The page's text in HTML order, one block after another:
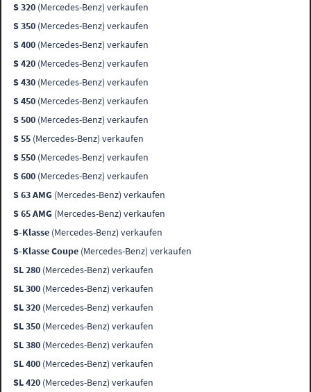
S 320 (Mercedes-Benz) verkaufen
S 350 (Mercedes-Benz) verkaufen
S 400 (Mercedes-Benz) verkaufen
S 420 (Mercedes-Benz) verkaufen
S 430 (Mercedes-Benz) verkaufen
S 450 (Mercedes-Benz) verkaufen
S 500 (Mercedes-Benz) verkaufen
S 55 (Mercedes-Benz) verkaufen
S 550 (Mercedes-Benz) verkaufen
S 600 (Mercedes-Benz) verkaufen
S 63 AMG (Mercedes-Benz) verkaufen
S 65 AMG (Mercedes-Benz) verkaufen
S-Klasse (Mercedes-Benz) verkaufen
S-Klasse Coupe (Mercedes-Benz) verkaufen
SL 280 (Mercedes-Benz) verkaufen
SL 300 (Mercedes-Benz) verkaufen
SL 320 (Mercedes-Benz) verkaufen
SL 350 (Mercedes-Benz) verkaufen
SL 380 (Mercedes-Benz) verkaufen
SL 400 (Mercedes-Benz) verkaufen
SL 420 (Mercedes-Benz) verkaufen